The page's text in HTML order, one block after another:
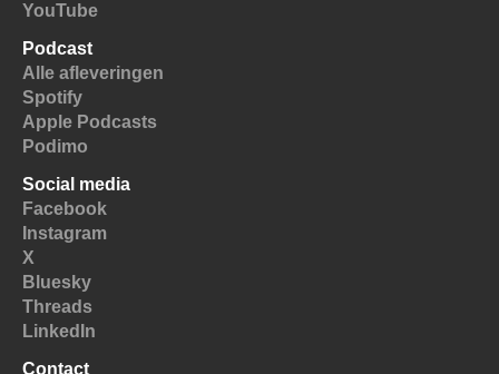
YouTube
Podcast
Alle afleveringen
Spotify
Apple Podcasts
Podimo
Social media
Facebook
Instagram
X
Bluesky
Threads
LinkedIn
Contact